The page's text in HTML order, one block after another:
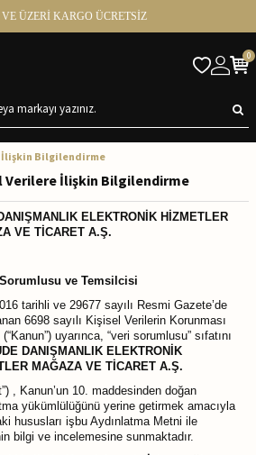
VE ÜZERİ KARGO ÜCRETSİZ
0
İlişkin Bilgilendirme
Verilere İlişkin Bilgilendirme
ELEKTRONİK HİZMETLER
VE TİCARET A.Ş.
ve Temsilcisi
tarihli ve 29677 sayılı Resmi Gazete’de
6698 sayılı Kişisel Verilerin Korunması
uyarınca, “veri sorumlusu” sıfatını
DANIŞMANLIK ELEKTRONİK
MAĞAZA VE TİCARET A.Ş.
, Kanun’un 10. maddesinden doğan
yükümlülüğünü yerine getirmek amacıyla
hususları işbu Aydınlatma Metni ile
bilgi ve incelemesine sunmaktadır.